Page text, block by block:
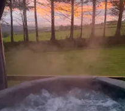
4,9 na 5, liczba recenzji: 108